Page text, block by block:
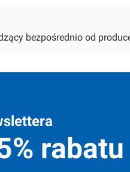
bezpośrednio od
rabatu